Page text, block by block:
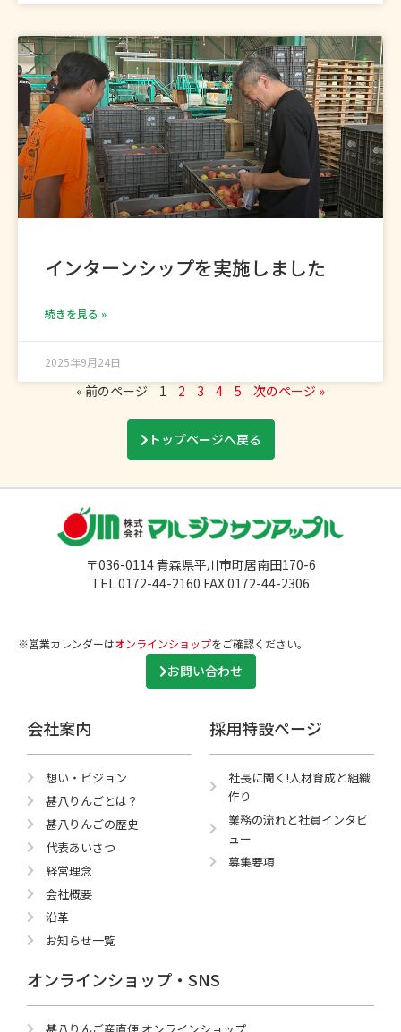
インターンシップを実施しました
続きを見る »
2025年9月24日
« 前のページ 1 2 3 4 5 次のページ »
トップページへ戻る
〒036-0114 青森県平川市町居南田170-6
TEL 0172-44-2160 FAX 0172-44-2306
※営業カレンダーはオンラインショップをご確認ください。
お問い合わせ
会社案内
想い・ビジョン
甚八りんごとは？
甚八りんごの歴史
代表あいさつ
経営理念
会社概要
沿革
お知らせ一覧
採用特設ページ
社長に聞く!人材育成と組織
作り
業務の流れと社員インタビ
ュー
募集要項
オンラインショップ・SNS